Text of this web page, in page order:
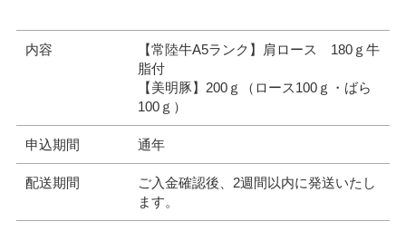
内容
【常陸牛A5ランク】肩ロース 180ｇ牛
脂付
【美明豚】200ｇ（ロース100ｇ・ばら
100ｇ）
申込期間 通年
配送期間
ご入金確認後、2週間以内に発送いたし
ます。